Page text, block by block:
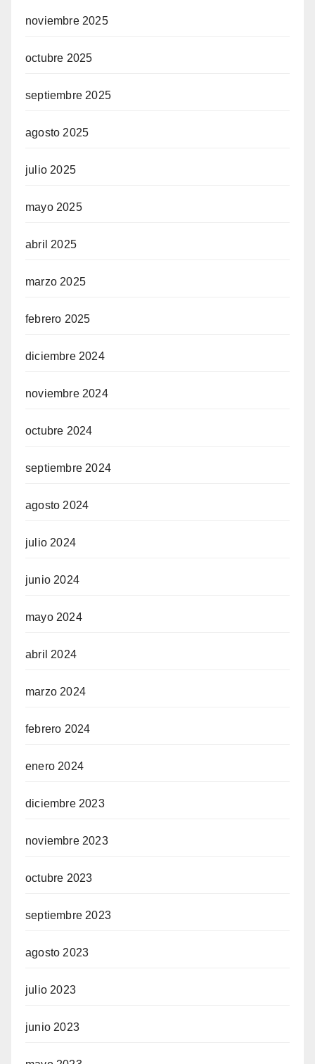
noviembre 2025
octubre 2025
septiembre 2025
agosto 2025
julio 2025
mayo 2025
abril 2025
marzo 2025
febrero 2025
diciembre 2024
noviembre 2024
octubre 2024
septiembre 2024
agosto 2024
julio 2024
junio 2024
mayo 2024
abril 2024
marzo 2024
febrero 2024
enero 2024
diciembre 2023
noviembre 2023
octubre 2023
septiembre 2023
agosto 2023
julio 2023
junio 2023